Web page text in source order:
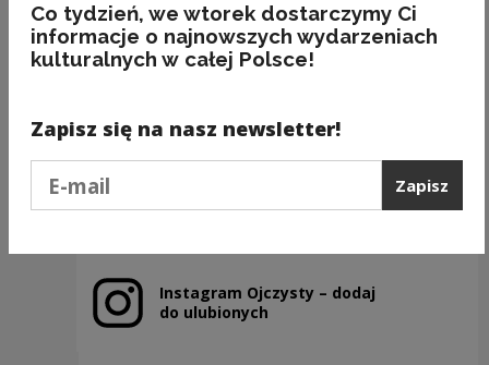
(NIE) ROBIĆ z IGŁY WIDŁY
Poprzedni slajd
Instagram Ojczysty – dodaj
do ulubionych
Uwaga, link zostanie otwarty w nowym oknie
Co tydzień, we wtorek dostarczymy Ci
informacje o najnowszych wydarzeniach
kulturalnych w całej Polsce!
Zapisz się na nasz newsletter!
Zapisz